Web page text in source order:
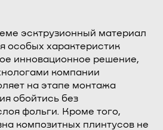
эсктрузионный материал
особых характеристик
инновационное решение,
компании
на этапе монтажа
обойтись без
фольги. Кроме того,
композитных плинтусов не